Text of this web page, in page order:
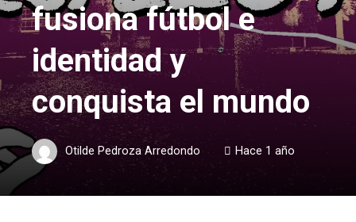
fusiona fútbol e
identidad y
conquista el mundo
Otilde Pedroza Arredondo Hace 1 año